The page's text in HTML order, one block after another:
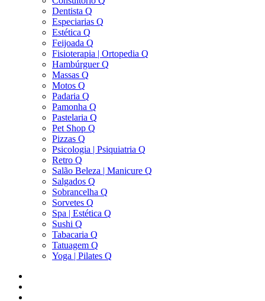
Dentista Q
Especiarias Q
Estética Q
Feijoada Q
Fisioterapia | Ortopedia Q
Hambúrguer Q
Massas Q
Motos Q
Padaria Q
Pamonha Q
Pastelaria Q
Pet Shop Q
Pizzas Q
Psicologia | Psiquiatria Q
Retro Q
Salão Beleza | Manicure Q
Salgados Q
Sobrancelha Q
Sorvetes Q
Spa | Estética Q
Sushi Q
Tabacaria Q
Tatuagem Q
Yoga | Pilates Q